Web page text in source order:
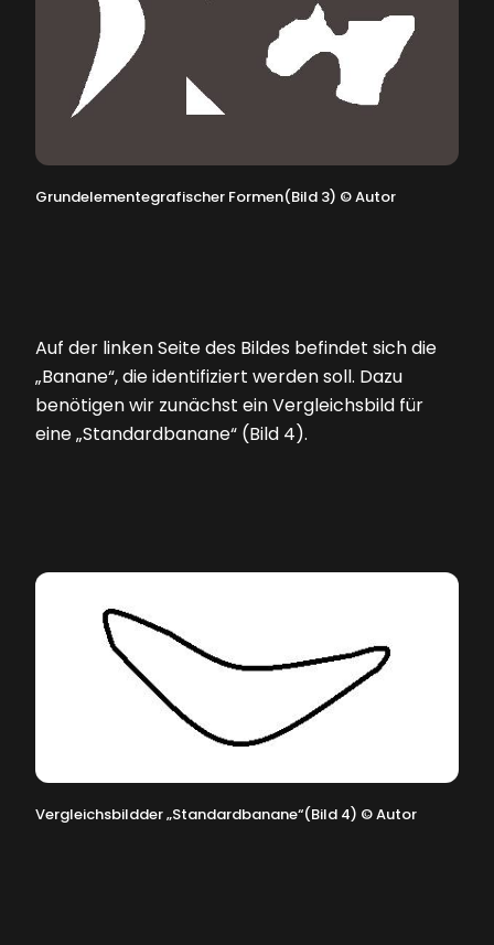
Grundelementegrafischer Formen(Bild 3) ©Autor
Auf der linken Seite des Bildes befindet sich die
„Banane“, die identifiziert werden soll. Dazu
benötigen wir zunächst ein Vergleichsbild für
eine „Standardbanane“ (Bild 4).
Vergleichsbildder „Standardbanane“(Bild 4) ©Autor